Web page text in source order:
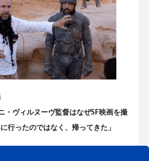
・ヴィルヌーヴ監督はなぜSF映画を撮
行ったのではなく、帰ってきた」